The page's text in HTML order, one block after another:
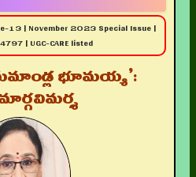
13 | November 2023 Special Issue |
| UGC-CARE listed
భూమయ్య’: